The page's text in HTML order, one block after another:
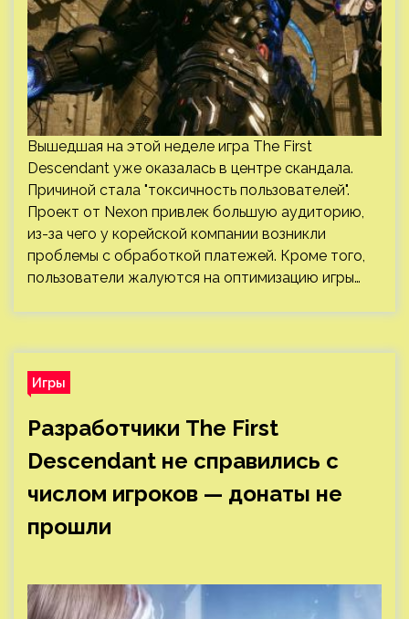
Вышедшая на этой неделе игра The First
Descendant уже оказалась в центре скандала.
Причиной стала "токсичность пользователей".
Проект от Nexon привлек большую аудиторию,
из-за чего у корейской компании возникли
проблемы с обработкой платежей. Кроме того,
пользователи жалуются на оптимизацию игры…
Игры
Разработчики The First
Descendant не справились с
числом игроков — донаты не
прошли